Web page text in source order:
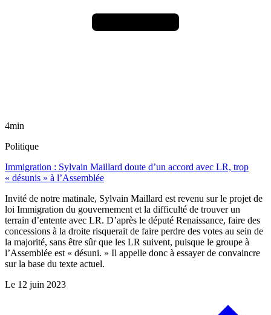
4min
Politique
Immigration : Sylvain Maillard doute d’un accord avec LR, trop
« désunis » à l’Assemblée
Invité de notre matinale, Sylvain Maillard est revenu sur le projet de
loi Immigration du gouvernement et la difficulté de trouver un
terrain d’entente avec LR. D’après le député Renaissance, faire des
concessions à la droite risquerait de faire perdre des votes au sein de
la majorité, sans être sûr que les LR suivent, puisque le groupe à
l’Assemblée est « désuni. » Il appelle donc à essayer de convaincre
sur la base du texte actuel.
Le 12 juin 2023